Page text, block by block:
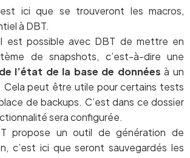
ici que se trouveront les macros,
à DBT.
est possible avec DBT de mettre en
de snapshots, c’est-à-dire une
l’état de la base de donnéesà un
Cela peut être utile pour certains tests
de backups. C’est dans ce dossier
sera configurée.
propose un outil de génération de
c’est ici que seront sauvegardés les